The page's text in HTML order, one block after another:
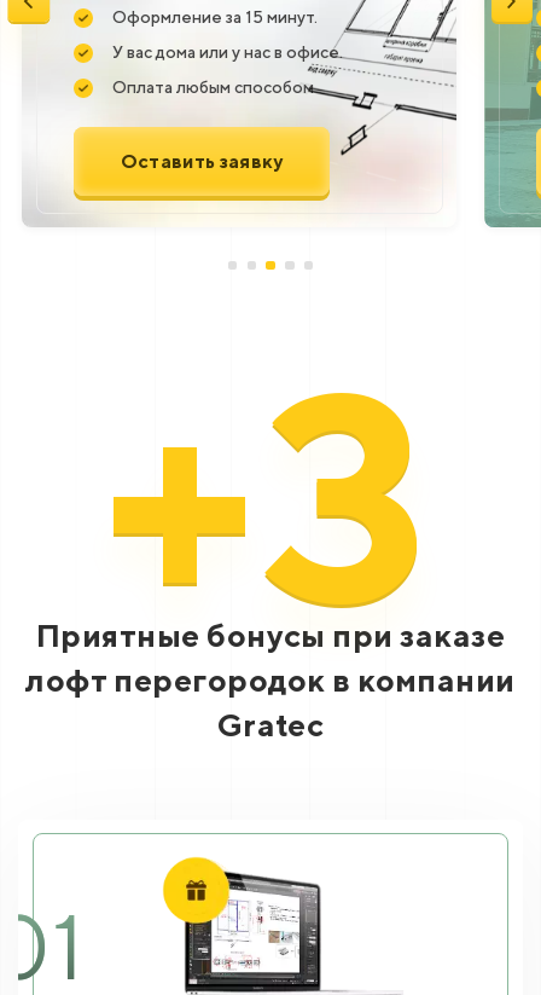
Оформление за 15 минут.
У вас дома или у нас в офисе.
Оплата любым способом
Оставить заявку
+3
Приятные бонусы при заказе
лофт перегородок в компании
Gratec